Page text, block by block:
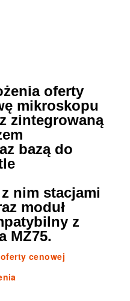
oferty
mikroskopu
zintegrowaną
bazą do
nim stacjami
moduł
z
MZ75.
cenowej